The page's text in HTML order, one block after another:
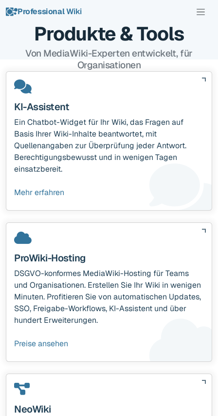
ProfessionalWiki
Produkte & Tools
Von MediaWiki-Experten entwickelt, für
Organisationen
KI-Assistent
Ein Chatbot-Widget für Ihr Wiki, das Fragen auf
Basis Ihrer Wiki-Inhalte beantwortet, mit
Quellenangaben zur Überprüfung jeder Antwort.
Berechtigungsbewusst und in wenigen Tagen
einsatzbereit.
Mehr erfahren
ProWiki-Hosting
DSGVO-konformes MediaWiki-Hosting für Teams
und Organisationen. Erstellen Sie Ihr Wiki in wenigen
Minuten. Profitieren Sie von automatischen Updates,
SSO, Freigabe-Workflows, KI-Assistent und über
hundert Erweiterungen.
Preise ansehen
NeoWiki